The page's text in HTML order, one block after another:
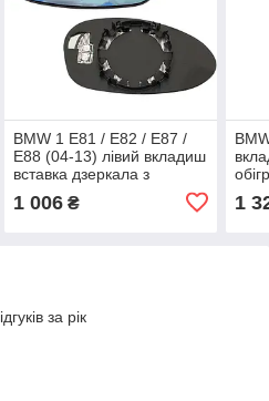
BMW 1 E81 / E82 / E87 /
E88 (04-13) лівий вкладиш
вставка дзеркала з
підігрівом, БМВ е81 е82
е87 е88
1 006₴ 1
за рік